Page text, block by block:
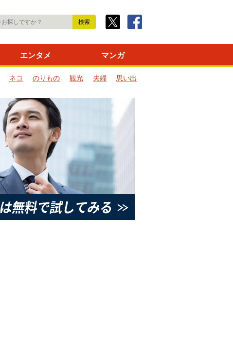
エンタメ マンガ
ネコ のりもの 観光 夫婦
思い出